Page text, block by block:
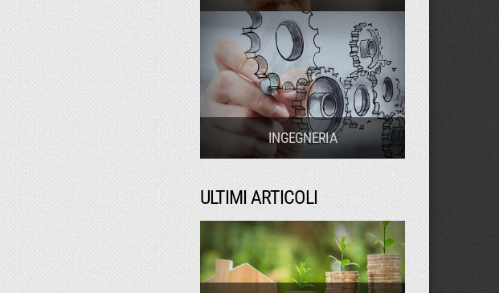
INGEGNERIA
ULTIMI ARTICOLI